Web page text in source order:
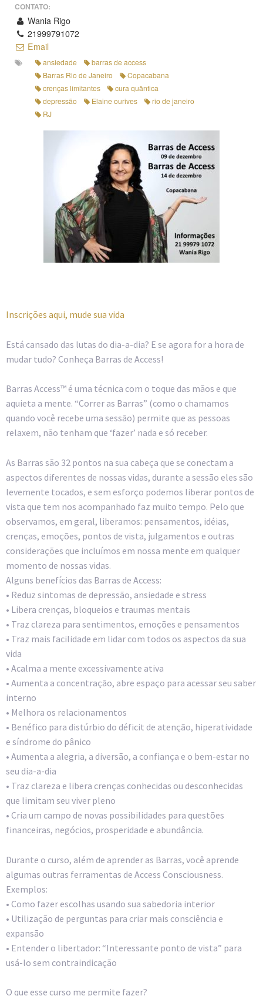
CONTATO:
Wania Rigo
21999791072
Email
ansiedade
barras de access
Barras Rio de Janeiro
Copacabana
crenças limitantes
cura quântica
depressão
Elaine ourives
rio de janeiro
RJ
Inscrições aqui, mude sua vida
Está cansado das lutas do dia-a-dia? E se agora for a hora de
mudar tudo? Conheça Barras de Access!
Barras Access™ é uma técnica com o toque das mãos e que
aquieta a mente. “Correr as Barras” (como o chamamos
quando você recebe uma sessão) permite que as pessoas
relaxem, não tenham que ‘fazer’ nada e só receber.
As Barras são 32 pontos na sua cabeça que se conectam a
aspectos diferentes de nossas vidas, durante a sessão eles são
levemente tocados, e sem esforço podemos liberar pontos de
vista que tem nos acompanhado faz muito tempo. Pelo que
observamos, em geral, liberamos: pensamentos, idéias,
crenças, emoções, pontos de vista, julgamentos e outras
considerações que incluímos em nossa mente em qualquer
momento de nossas vidas.
Alguns benefícios das Barras de Access:
• Reduz sintomas de depressão, ansiedade e stress
• Libera crenças, bloqueios e traumas mentais
• Traz clareza para sentimentos, emoções e pensamentos
• Traz mais facilidade em lidar com todos os aspectos da sua
vida
• Acalma a mente excessivamente ativa
• Aumenta a concentração, abre espaço para acessar seu saber
interno
• Melhora os relacionamentos
• Benéfico para distúrbio do déficit de atenção, hiperatividade
e síndrome do pânico
• Aumenta a alegria, a diversão, a confiança e o bem-estar no
seu dia-a-dia
• Traz clareza e libera crenças conhecidas ou desconhecidas
que limitam seu viver pleno
• Cria um campo de novas possibilidades para questões
financeiras, negócios, prosperidade e abundância.
Durante o curso, além de aprender as Barras, você aprende
algumas outras ferramentas de Access Consciousness.
Exemplos:
• Como fazer escolhas usando sua sabedoria interior
• Utilização de perguntas para criar mais consciência e
expansão
• Entender o libertador: “Interessante ponto de vista” para
usá-lo sem contraindicação
O que esse curso me permite fazer?